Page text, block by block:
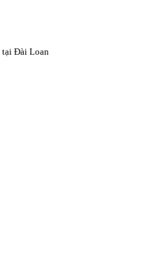
tại Đài Loan